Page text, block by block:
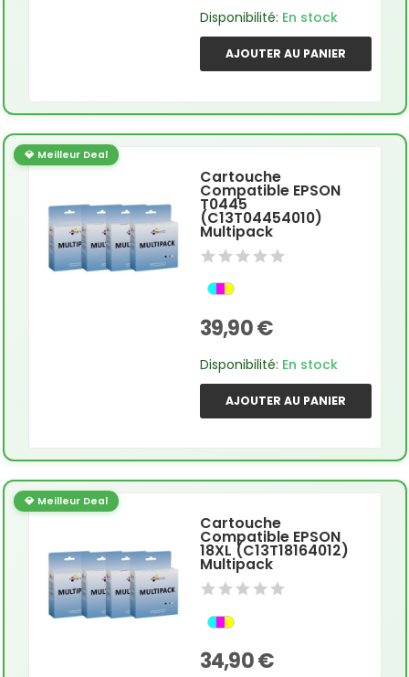
Disponibilité: En stock
AJOUTER AU PANIER
💎 Meilleur Deal
Cartouche
Compatible EPSON
T0445
(C13T04454010)
Multipack
39,90 €
Disponibilité: En stock
AJOUTER AU PANIER
💎 Meilleur Deal
Cartouche
Compatible EPSON
18XL (C13T18164012)
Multipack
34,90 €